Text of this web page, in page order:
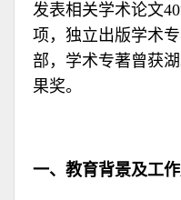
发表相关学术论文
项，独立出版学术
部，学术专著曾获
果奖。
一、教育背景及工作